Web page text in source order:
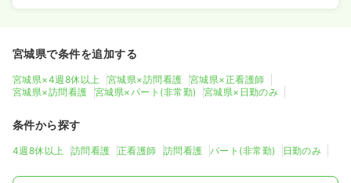
宮城県で条件を追加する
宮城県×4週8休以上 宮城県×訪問看護
宮城県×正看護師
宮城県×訪問看護
宮城県×パート(非常勤) 宮城県×日勤のみ
条件から探す
4週8休以上 訪問看護 正看護師 訪問看護 パート(非常勤) 日勤のみ